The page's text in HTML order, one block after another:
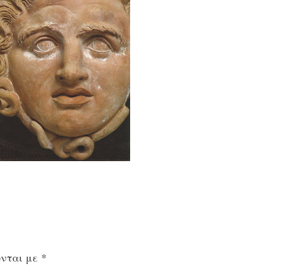
με *